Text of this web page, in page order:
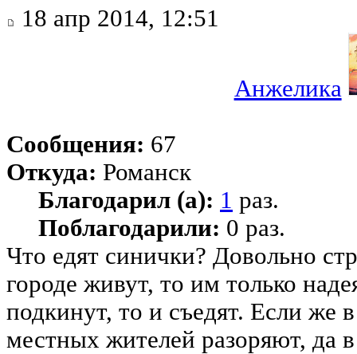
18 апр 2014, 12:51
Анжелика
Сообщения: 67
Откуда: Романск
Благодарил (а): 1 раз.
Поблагодарили: 0 раз.
Что едят синички? Довольно
городе живут, то им только
подкинут, то и съедят. Если же
местных жителей разоряют, да